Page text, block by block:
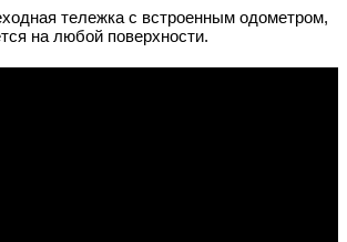
тележка с встроенным одометром,
на любой поверхности.